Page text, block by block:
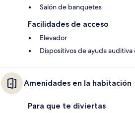
Salón de banquetes
Facilidades de acceso
Elevador
Dispositivos de ayuda
Amenidades en la habitación
Para que te diviertas